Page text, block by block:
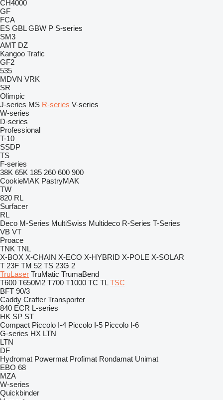
CH4000
GF
FCA
ES GBL GBW P S-series
SM3
AMT DZ
Kangoo Trafic
GF2
535
MDVN VRK
SR
Olimpic
J-series MS R-series V-series
W-series
D-series
Professional
T-10
SSDP
TS
F-series
38K 65K 185 260 600 900
CookieMAK PastryMAK
TW
820 RL
Surfacer
RL
Deco M-Series MultiSwiss Multideco R-Series T-Series
VB VT
Proace
TNK TNL
X-BOX X-CHAIN X-ECO X-HYBRID X-POLE X-SOLAR
T 23F TM 52 TS 23G 2
TruLaser TruMatic TrumaBend
T600 T650M2 T700 T1000 TC TL TSC
BFT 90/3
Caddy Crafter Transporter
840 ECR L-series
HK SP ST
Compact Piccolo I-4 Piccolo I-5 Piccolo I-6
G-series HX LTN
LTN
DF
Hydromat Powermat Profimat Rondamat Unimat
EBO 68
MZA
W-series
Quickbinder